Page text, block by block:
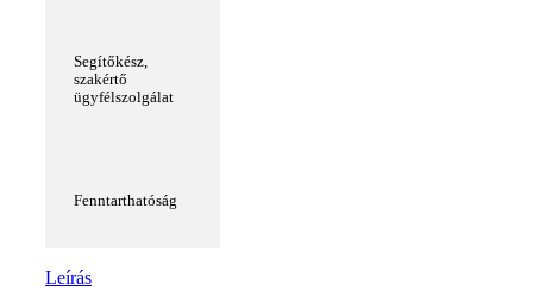
Segítőkész,
szakértő
ügyfélszolgálat
Fenntarthatóság
Leírás